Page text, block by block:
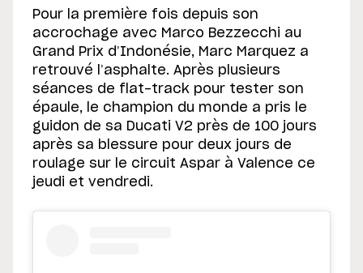
Pour la première fois depuis son
accrochage avec Marco Bezzecchi au
Grand Prix d’Indonésie, Marc Marquez a
retrouvé l’asphalte. Après plusieurs
séances de flat-track pour tester son
épaule, le champion du monde a pris le
guidon de sa Ducati V2 près de 100 jours
après sa blessure pour deux jours de
roulage sur le circuit Aspar à Valence ce
jeudi et vendredi.